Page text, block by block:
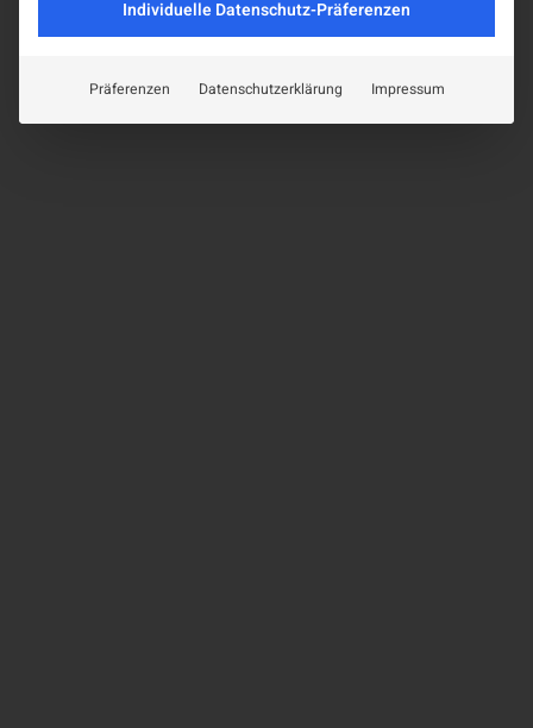
Individuelle Datenschutz-Präferenzen
Präferenzen Datenschutzerklärung Impressum